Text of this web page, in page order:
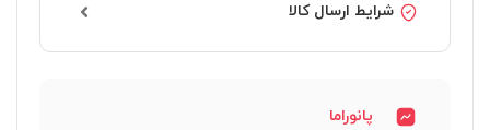
شرایط ارسال کالا
پانوراما